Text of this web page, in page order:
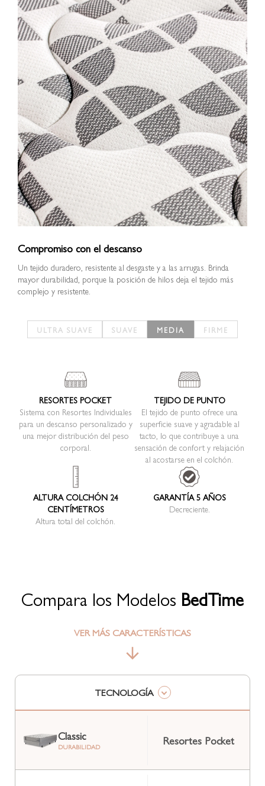
Compromiso con el descanso
Un tejido duradero, resistente al desgaste y a las arrugas. Brinda
mayor durabilidad, porque la posición de hilos deja el tejido más
complejo y resistente.
RESORTES POCKET
Sistema con Resortes Individuales
para un descanso personalizado y
una mejor distribución del peso
corporal.
TEJIDO DE PUNTO
El tejido de punto ofrece una
superficie suave y agradable al
tacto, lo que contribuye a una
sensación de confort y relajación
al acostarse en el colchón.
ALTURA COLCHÓN 24
CENTÍMETROS
Altura total del colchón.
GARANTÍA 5 AÑOS
Decreciente.
Compara los Modelos BedTime
VER MÁS CARACTERÍSTICAS
TECNOLOGÍA
Classic
DURABILIDAD Resortes Pocket